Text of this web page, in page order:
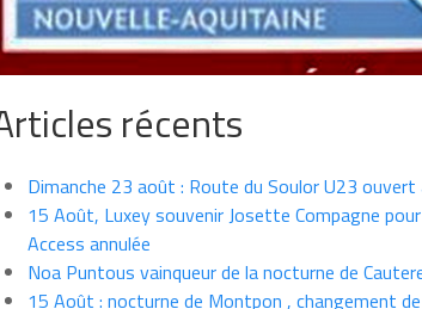
récents
Dimanche 23 août : Route du Soulor U23 ouvert
15 Août, Luxey souvenir Josette Compagne
Access annulée
Noa Puntous vainqueur de la nocturne de
15 Août : nocturne de Montpon , changement